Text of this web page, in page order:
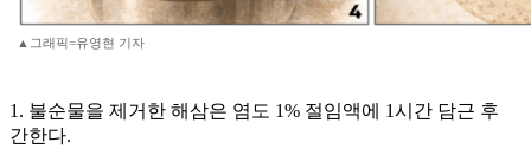
▲그래픽=유영현 기자
1. 불순물을 제거한 해삼은 염도 1% 절임액에 1시간 담근 후
간한다.